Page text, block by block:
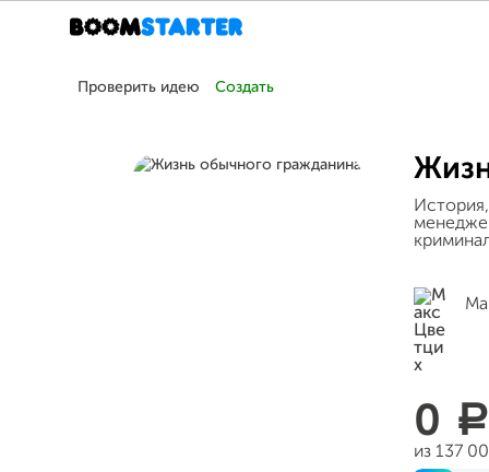
Проверить идею Создать
0 a
из 137